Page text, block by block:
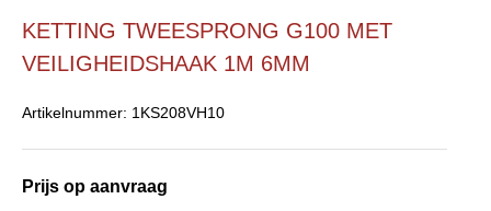
KETTING TWEESPRONG G100 MET
VEILIGHEIDSHAAK 1M 6MM
Artikelnummer: 1KS208VH10
Prijs op aanvraag